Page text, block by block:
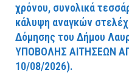
χρόνου, συνολικά
κάλυψη αναγκών
Δόμησης του Δήμου
YΠOBOΛHΣ AITHΣEΩN
10/08/2026).